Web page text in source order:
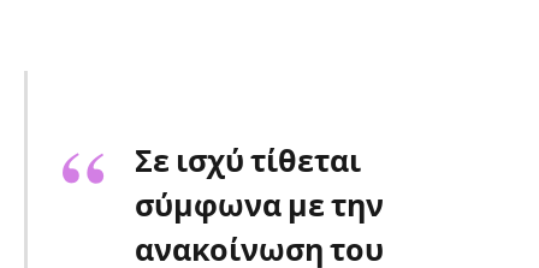
Σε ισχύ τίθεται
σύμφωνα με την
ανακοίνωση του